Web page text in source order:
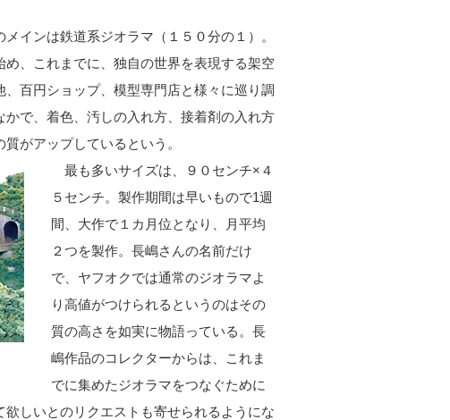
インは鉄道系ジオラマ（１５０分の１）。
、これまでに、独自の世界を表現する架空
百円ショップ、模型専門店と様々に巡り調
で、着色、汚しの入れ方、接着剤の入れ方
がアップしているという。
最も多いサイズは、９０センチ×４
５センチ。製作期間は早いもので1週
間、大作で１カ月位となり、月平均
２つを製作。長嶋さんの名前だけ
で、ヤフオクでは通常のジオラマよ
り高値がつけられるというのはその
質の高さを如実に物語っている。長
嶋作品のコレクターからは、これま
でに集めたジオラマをつなぐために
しいとのリクエストも寄せられるようにな